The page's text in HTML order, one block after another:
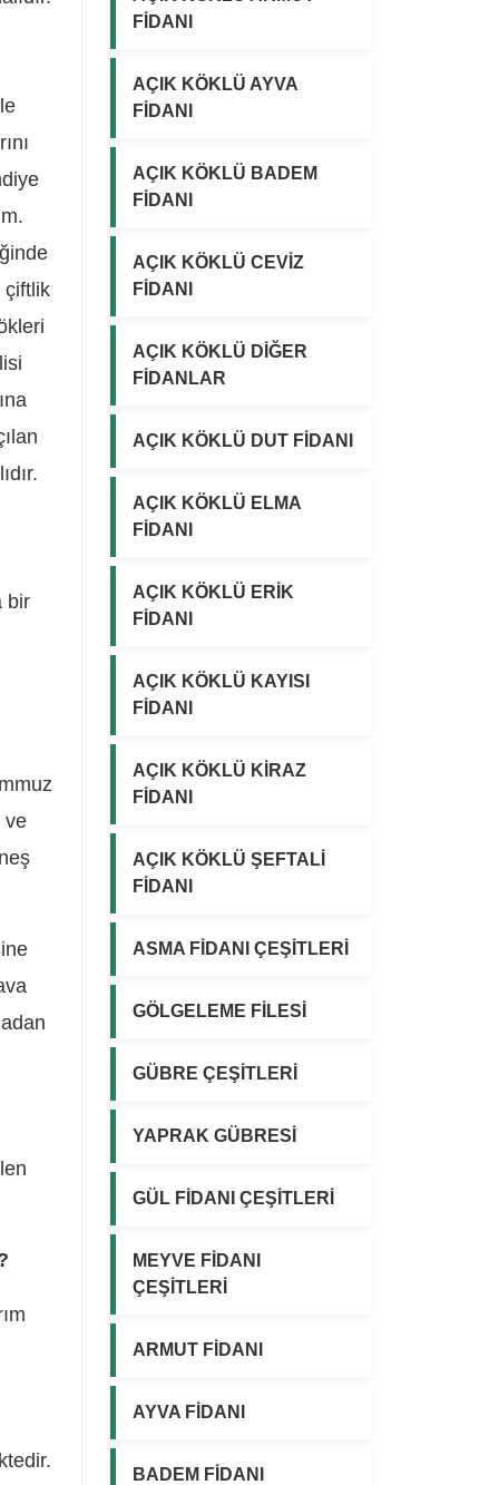
çiftlik
bir
ve
:
5
0
0
.
:
5
0
.
FİDANI
AÇIK KÖKLÜ AYVA
FİDANI
AÇIK KÖKLÜ BADEM
FİDANI
AÇIK KÖKLÜ CEVİZ
FİDANI
AÇIK KÖKLÜ DİĞER
FİDANLAR
AÇIK KÖKLÜ DUT FİDANI
AÇIK KÖKLÜ ELMA
FİDANI
AÇIK KÖKLÜ ERİK
FİDANI
AÇIK KÖKLÜ KAYISI
FİDANI
AÇIK KÖKLÜ KİRAZ
FİDANI
AÇIK KÖKLÜ ŞEFTALİ
FİDANI
ASMA FİDANI ÇEŞİTLERİ
GÖLGELEME FİLESİ
GÜBRE ÇEŞİTLERİ
YAPRAK GÜBRESİ
GÜL FİDANI ÇEŞİTLERİ
MEYVE FİDANI
ÇEŞİTLERİ
ARMUT FİDANI
AYVA FİDANI
BADEM FİDANI